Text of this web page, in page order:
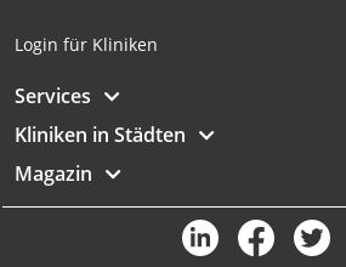
Login für Kliniken
Services
Kliniken in Städten
Magazin